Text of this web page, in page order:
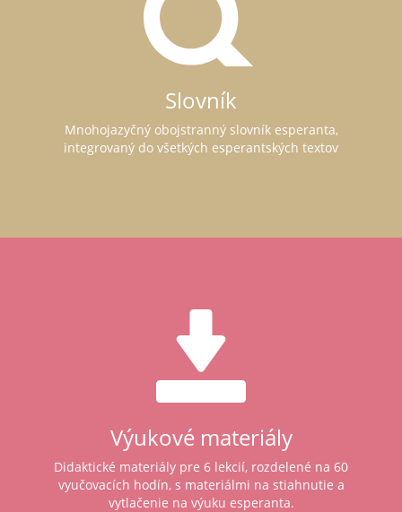
Slovník
Mnohojazyčný obojstranný slovník esperanta,
integrovaný do všetkých esperantských textov
Výukové materiály
Didaktické materiály pre 6 lekcií, rozdelené na 60
vyučovacích hodín, s materiálmi na stiahnutie a
vytlačenie na výuku esperanta.